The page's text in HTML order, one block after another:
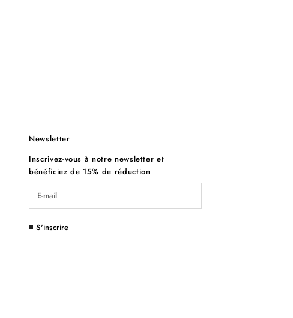
Newsletter
Inscrivez-vous à notre newsletter et
bénéficiez de 15% de réduction
S'inscrire